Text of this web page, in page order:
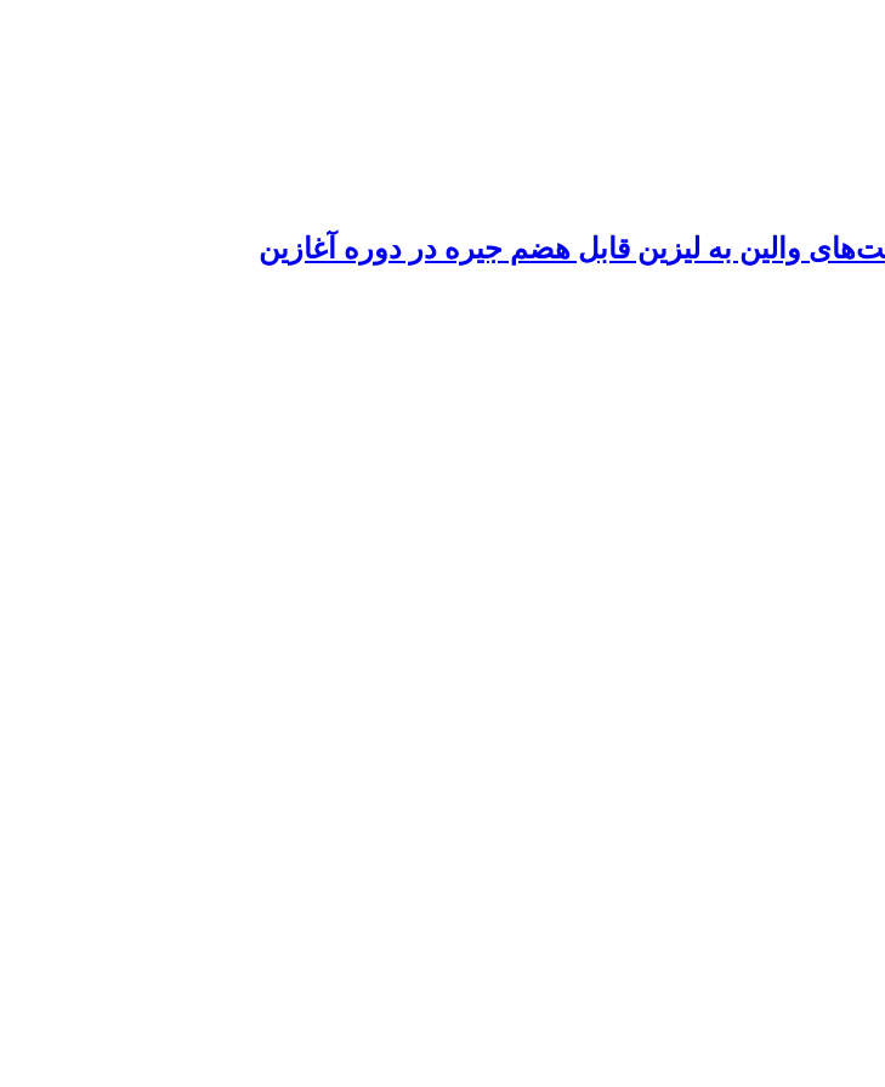
والین به لیزین قابل هضم جیره در دوره آغازین